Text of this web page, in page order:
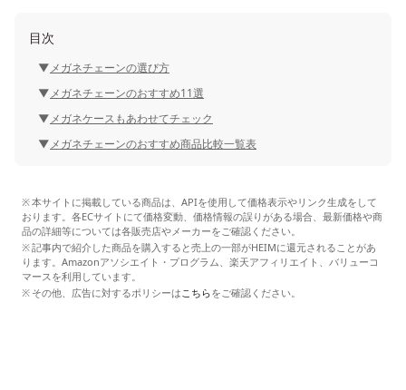
目次
メガネチェーンの選び方
メガネチェーンのおすすめ11選
メガネケースもあわせてチェック
メガネチェーンのおすすめ商品比較一覧表
本サイトに掲載している商品は、APIを使用して価格表示やリンク生成をして
おります。各ECサイトにて価格変動、価格情報の誤りがある場合、最新価格や商
品の詳細等については各販売店やメーカーをご確認ください。
記事内で紹介した商品を購入すると売上の一部がHEIMに還元されることがあ
ります。Amazonアソシエイト・プログラム、楽天アフィリエイト、バリューコ
マースを利用しています。
その他、広告に対するポリシーはこちらをご確認ください。